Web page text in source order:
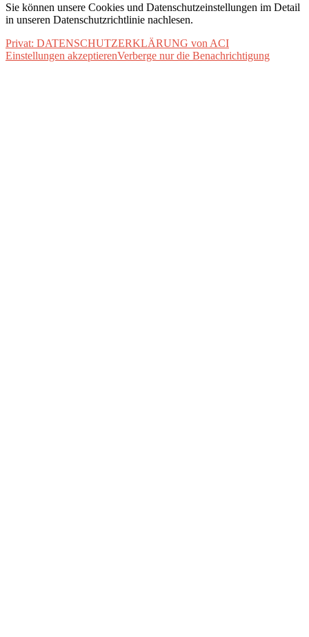
Sie können unsere Cookies und Datenschutzeinstellungen im Detail
in unseren Datenschutzrichtlinie nachlesen.
Privat: DATENSCHUTZERKLÄRUNG von ACI
Einstellungen akzeptierenVerberge nur die Benachrichtigung